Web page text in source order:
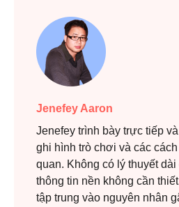
Jenefey Aaron
Jenefey trình bày trực tiếp
ghi hình trò chơi và các
quan. Không có lý thuyết
thông tin nền không cần
tập trung vào nguyên nhân